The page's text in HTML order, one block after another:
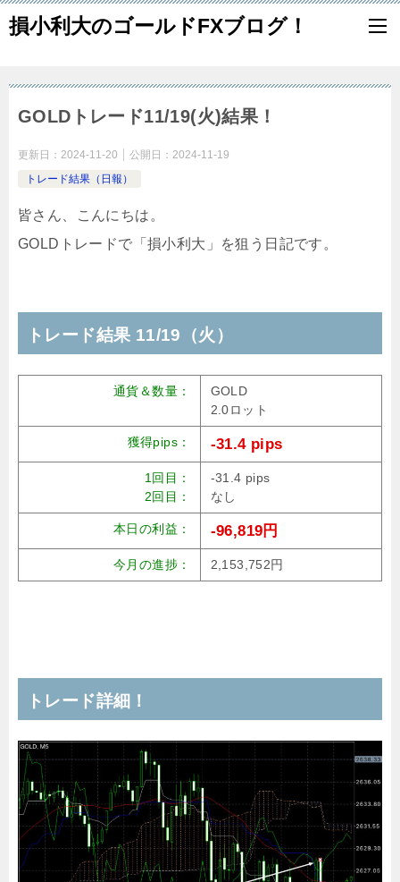
損小利大のゴールドFXブログ！
GOLDトレード11/19(火)結果！
更新日： 2024-11-20 公開日： 2024-11-19
トレード結果（日報）
皆さん、こんにちは。
GOLDトレードで「損小利大」を狙う日記です。
トレード結果 11/19（火）
通貨＆数量：
GOLD
2.0ロット
獲得pips： -31.4 pips
1回目：
2回目：
-31.4 pips
なし
本日の利益： -96,819円
今月の進捗： 2,153,752円
トレード詳細！